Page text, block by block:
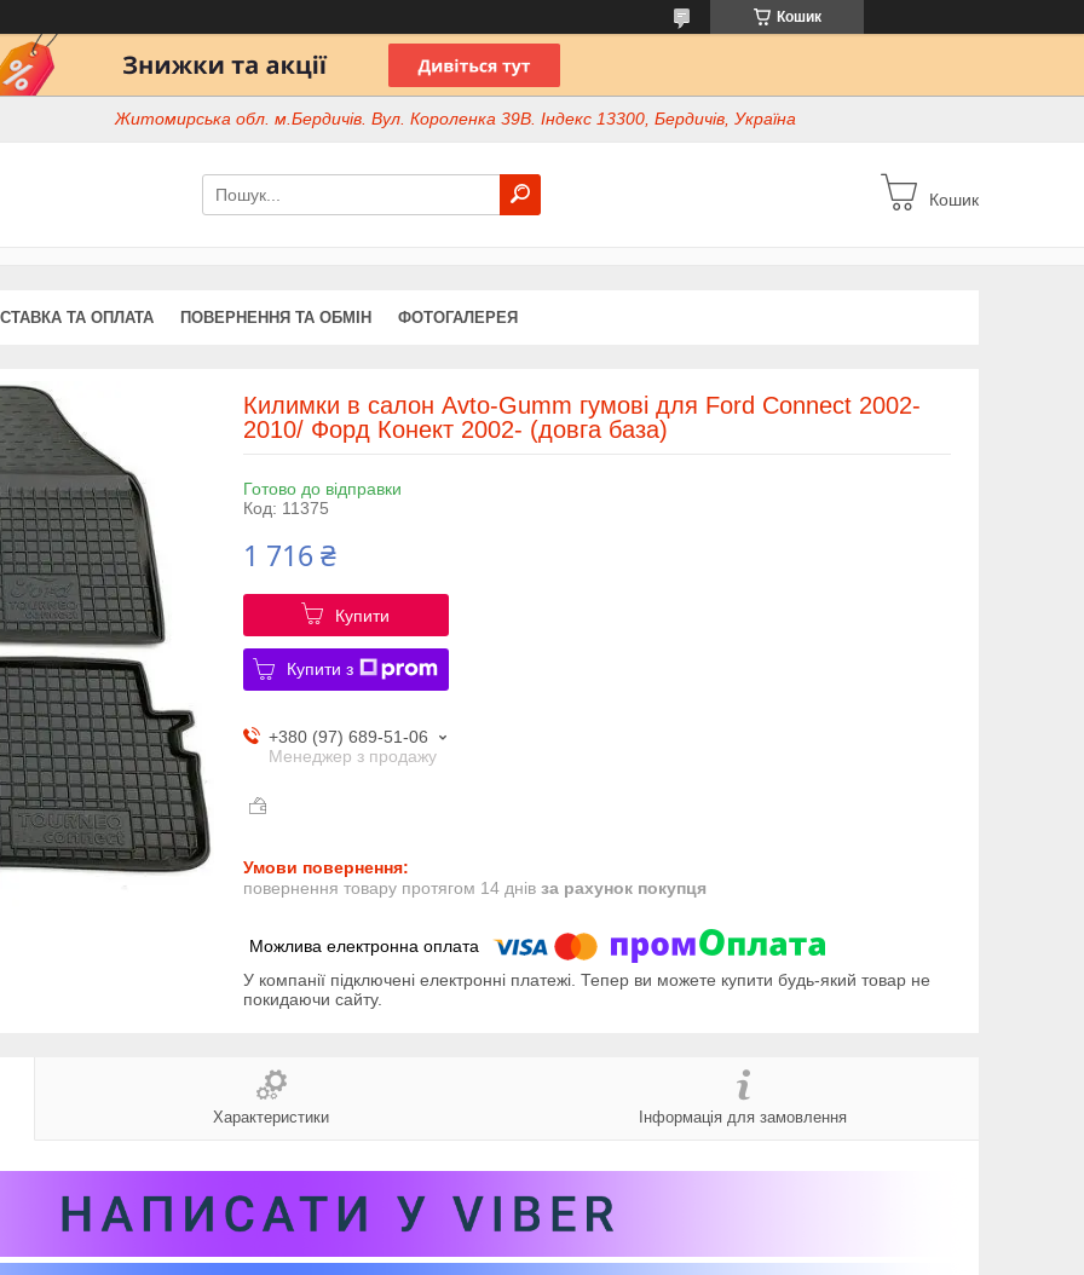
Кошик
Житомирська обл. м.Бердичів. Вул. Короленка 39В. Індекс 13300, Бердичів, Україна
Кошик
ТА ОПЛАТА ПОВЕРНЕННЯ ТА ОБМІН ФОТОГАЛЕРЕЯ
Килимки в салон Avto-Gumm гумові для Ford Connect 2002-
2010/ Форд Конект 2002- (довга база)
Готово до відправки
Код: 11375
1 716 ₴
Купити
Купити з
+380 (97) 689-51-06
Менеджер з продажу
повернення товару протягом 14 днів за рахунок покупця
У компанії підключені електронні платежі. Тепер ви можете купити будь-який товар не
покидаючи сайту.
Характеристики Інформація для замовлення